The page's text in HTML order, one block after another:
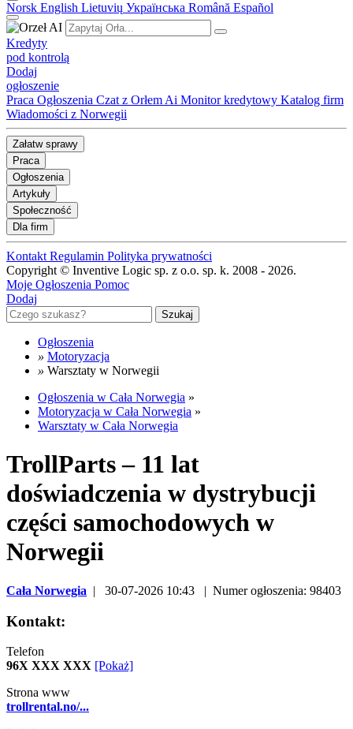
Norsk English Lietuvių Українська Română Español
Kredyty
pod kontrolą
Dodaj
ogłoszenie
Praca Ogłoszenia Czat z Orłem Ai Monitor kredytowy Katalog firm
Wiadomości z Norwegii
Załatw sprawy
Praca
Ogłoszenia
Artykuły
Społeczność
Dla firm
Kontakt Regulamin Polityka prywatności
Copyright © Inventive Logic sp. z o.o. sp. k. 2008 - 2026.
Moje Ogłoszenia Pomoc
Dodaj
Ogłoszenia
» Motoryzacja
» Warsztaty w Norwegii
Ogłoszenia w Cała Norwegia »
Motoryzacja w Cała Norwegia »
Warsztaty w Cała Norwegia
TrollParts – 11 lat
doświadczenia w dystrybucji
części samochodowych w
Norwegii
Cała Norwegia | 30-07-2026 10:43 | Numer ogłoszenia: 98403
Kontakt:
Telefon
96X XXX XXX [Pokaż]
Strona www
trollrental.no/...